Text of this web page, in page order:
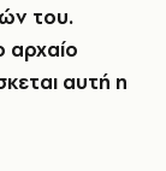
του.
αρχαίο
αυτή η